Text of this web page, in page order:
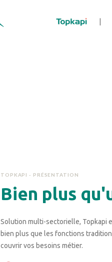
|
TOPKAPI - PRÉSENTATION
Bien plus
Solution multi-sectorielle, Topkapi
bien plus que les fonctions
couvrir vos besoins métier.